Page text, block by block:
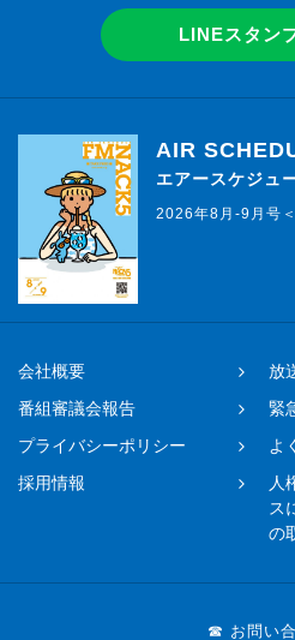
LINEスタン
AIR
エアースケジュ
2026年8月-9月号
会社概要
放
番組審議会報告
緊
プライバシーポリシー
よ
採用情報
人
ス
の
☎ お問い